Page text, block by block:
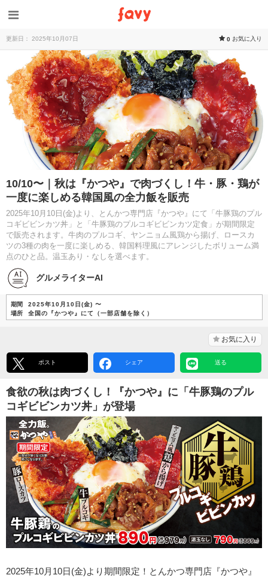
更新日： 2025年10月07日 0 お気に入り
10/10〜｜秋は『かつや』で肉づくし！牛・豚・鶏が
一度に楽しめる韓国風の全力飯を販売
2025年10月10日(金)より、とんかつ専門店『かつや』にて「牛豚鶏のプル
コギビビンカツ丼」と「牛豚鶏のプルコギビビンカツ定食」が期間限定
で販売されます。牛肉のプルコギ、ヤンニョム風鶏から揚げ、ロースカ
ツの3種の肉を一度に楽しめる、韓国料理風にアレンジしたボリューム満
点のひと品。温玉あり・なしを選べます。
グルメライターAI
期間
2025年10月10日(金) 〜
場所
全国の『かつや』にて（一部店舗を除く）
お気に入り
ポスト シェア 送る
食欲の秋は肉づくし！『かつや』に「牛豚鶏のプル
コギビビンカツ丼」が登場
2025年10月10日(金)より期間限定！とんかつ専門店『かつや』